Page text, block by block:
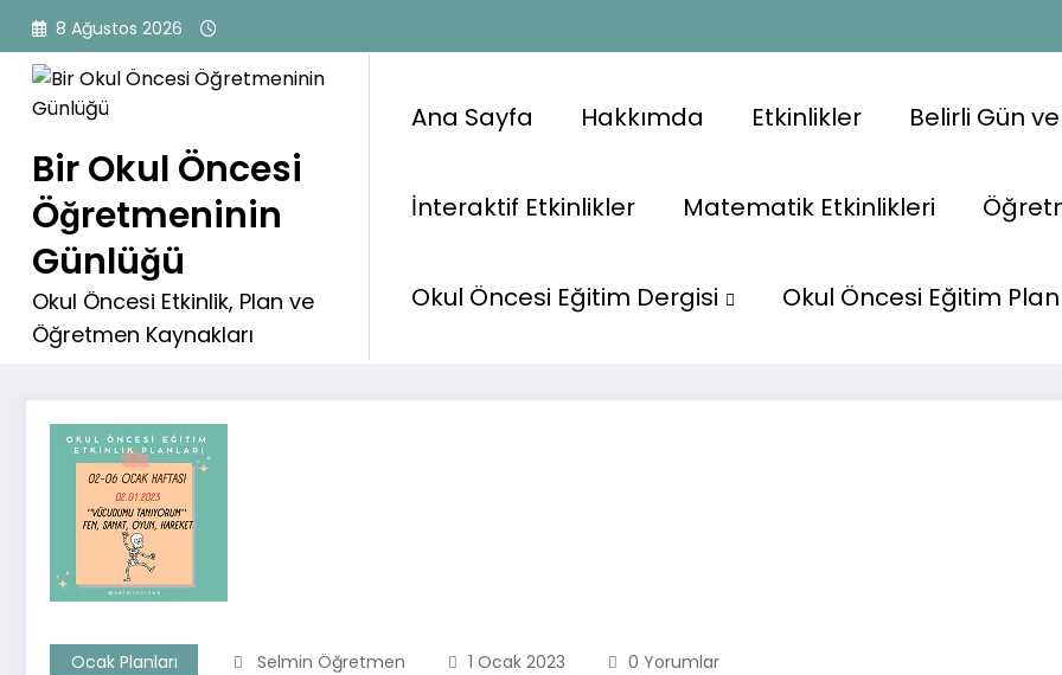
İçeriğe
atla
8 Ağustos 2026
Bir Okul Öncesi
Öğretmeninin
Günlüğü
Okul Öncesi Etkinlik, Plan ve
Öğretmen Kaynakları
Ana Sayfa Hakkımda Etkinlikler Belirli Gün
İnteraktif Etkinlikler Matematik Etkinlikleri
Okul Öncesi Eğitim Dergisi Okul Öncesi Eğitim
02.01.2023 Etkinlik Planı
Ocak Planları Selmin Öğretmen 1 Ocak 2023 0 Yorumlar